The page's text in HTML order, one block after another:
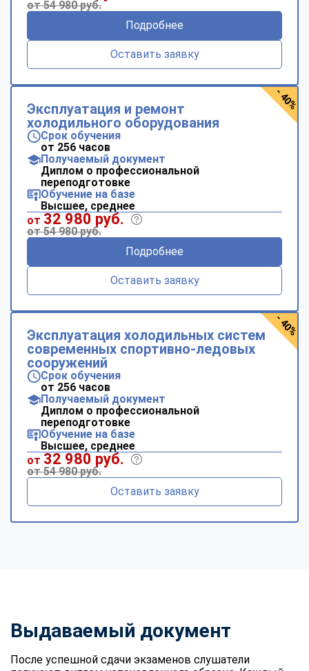
от 54 980 руб.
Подробнее
Оставить заявку
Эксплуатация и ремонт
холодильного оборудования
Срок обучения
от 256 часов
Получаемый документ
Диплом о профессиональной
переподготовке
Обучение на базе
Высшее, среднее
от 32 980 руб.
от 54 980 руб.
Подробнее
Оставить заявку
- 40%
Эксплуатация холодильных систем
современных спортивно-ледовых
сооружений
Срок обучения
от 256 часов
Получаемый документ
Диплом о профессиональной
переподготовке
Обучение на базе
Высшее, среднее
от 32 980 руб.
от 54 980 руб.
Оставить заявку
- 40%
Выдаваемый документ
После успешной сдачи экзаменов слушатели